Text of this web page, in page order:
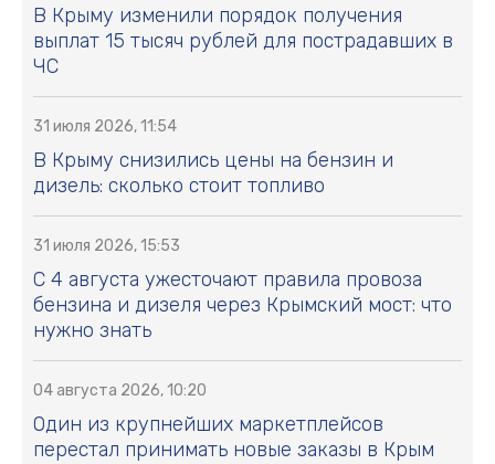
В Крыму изменили порядок получения
выплат 15 тысяч рублей для пострадавших в
ЧС
31 июля 2026, 11:54
В Крыму снизились цены на бензин и
дизель: сколько стоит топливо
31 июля 2026, 15:53
С 4 августа ужесточают правила провоза
бензина и дизеля через Крымский мост: что
нужно знать
04 августа 2026, 10:20
Один из крупнейших маркетплейсов
перестал принимать новые заказы в Крым